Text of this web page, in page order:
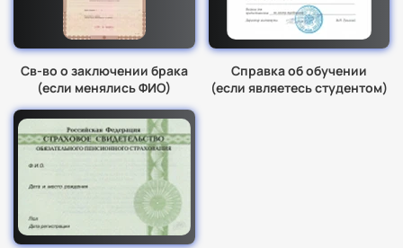
Св-во о заключении брака
(если менялись ФИО)
Справка об обучении
(если являетесь студентом)